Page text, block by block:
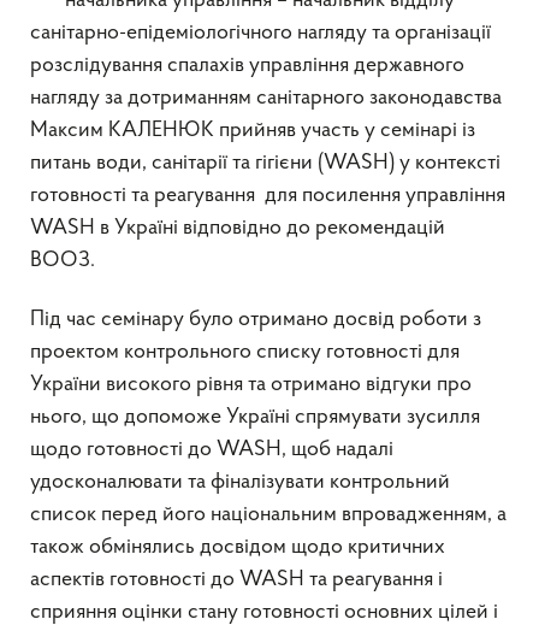
санітарно-епідеміологічного нагляду та організації
розслідування спалахів управління державного
нагляду за дотриманням санітарного законодавства
Максим КАЛЕНЮК прийняв участь у семінарі із
питань води, санітарії та гігієни (WASH) у контексті
готовності та реагування для посилення управління
WASH в Україні відповідно до рекомендацій
ВООЗ.
Під час семінару було отримано досвід роботи з
проектом контрольного списку готовності для
України високого рівня та отримано відгуки про
нього, що допоможе Україні спрямувати зусилля
щодо готовності до WASH, щоб надалі
удосконалювати та фіналізувати контрольний
список перед його національним впровадженням, а
також обмінялись досвідом щодо критичних
аспектів готовності до WASH та реагування і
сприяння оцінки стану готовності основних цілей і